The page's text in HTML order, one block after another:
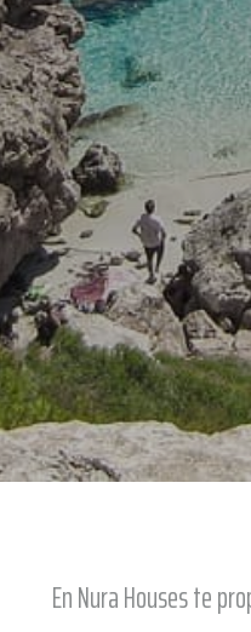
En Nura Houses te